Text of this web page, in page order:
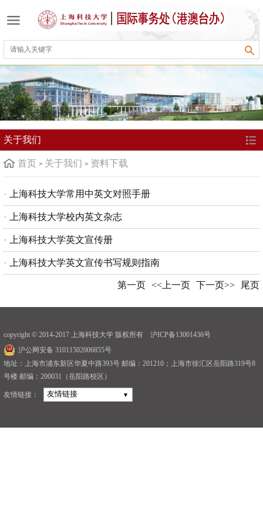
关于我们
首页 关于我们 资料下载
上海科技大学常用中英文对照手册
上海科技大学校内英文杂志
上海科技大学英文宣传册
上海科技大学英文宣传书写规则指南
第一页 <<上一页 下一页>> 尾页
copyright © 2014-2017 上海科技大学 版权所有 沪ICP备13001436号
沪公网安备 31011502006855号
地址：上海市浦东新区华夏中路393号 邮编：201210；上海市徐汇区岳阳路319号8
号楼 邮编：200031（岳阳路校区）
友情链接： 友情链接